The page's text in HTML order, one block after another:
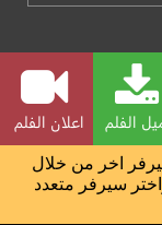
الفلم اعلان الفلم
اخر من خلال
سيرفر متعدد